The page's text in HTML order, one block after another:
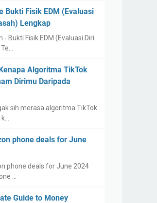
Bukti Fisik EDM (Evaluasi
Lengkap
- Bukti Fisik EDM (Evaluasi Diri
Algoritma TikTok
Dirimu Daripada
sih merasa algoritma TikTok
phone deals for June
phone deals for June 2024
…
Guide to Money